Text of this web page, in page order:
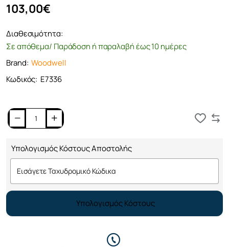
Διαθεσιμότητα:
Σε απόθεμα/ Παράδοση ή παραλαβή έως 10 ημέρες
Brand: Woodwell
Κωδικός: Ε7336
103,00€
Υπολογισμός Κόστους Αποστολής
Υπολογισμός Κόστους